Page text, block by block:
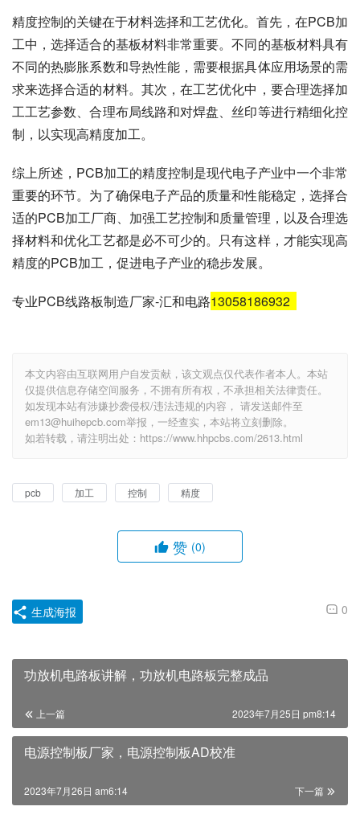
精度控制的关键在于材料选择和工艺优化。首先，在PCB加
工中，选择适合的基板材料非常重要。不同的基板材料具有
不同的热膨胀系数和导热性能，需要根据具体应用场景的需
求来选择合适的材料。其次，在工艺优化中，要合理选择加
工工艺参数、合理布局线路和对焊盘、丝印等进行精细化控
制，以实现高精度加工。
综上所述，PCB加工的精度控制是现代电子产业中一个非常
重要的环节。为了确保电子产品的质量和性能稳定，选择合
适的PCB加工厂商、加强工艺控制和质量管理，以及合理选
择材料和优化工艺都是必不可少的。只有这样，才能实现高
精度的PCB加工，促进电子产业的稳步发展。
专业PCB线路板制造厂家-汇和电路13058186932
本文内容由互联网用户自发贡献，该文观点仅代表作者本人。本站
仅提供信息存储空间服务，不拥有所有权，不承担相关法律责任。
如发现本站有涉嫌抄袭侵权/违法违规的内容， 请发送邮件至
em13@huihepcb.com举报，一经查实，本站将立刻删除。
如若转载，请注明出处：https://www.hhpcbs.com/2613.html
pcb 加工 控制 精度
赞 (0)
0
生成海报
功放机电路板讲解，功放机电路板完整成品
上一篇 2023年7月25日 pm8:14
电源控制板厂家，电源控制板AD校准
下一篇
2023年7月26日 am6:14